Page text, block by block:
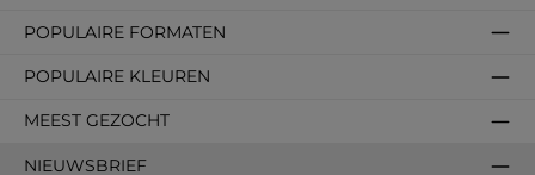
POPULAIRE FORMATEN
POPULAIRE KLEUREN
MEEST GEZOCHT
NIEUWSBRIEF